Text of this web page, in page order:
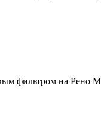
фильтром на Рено